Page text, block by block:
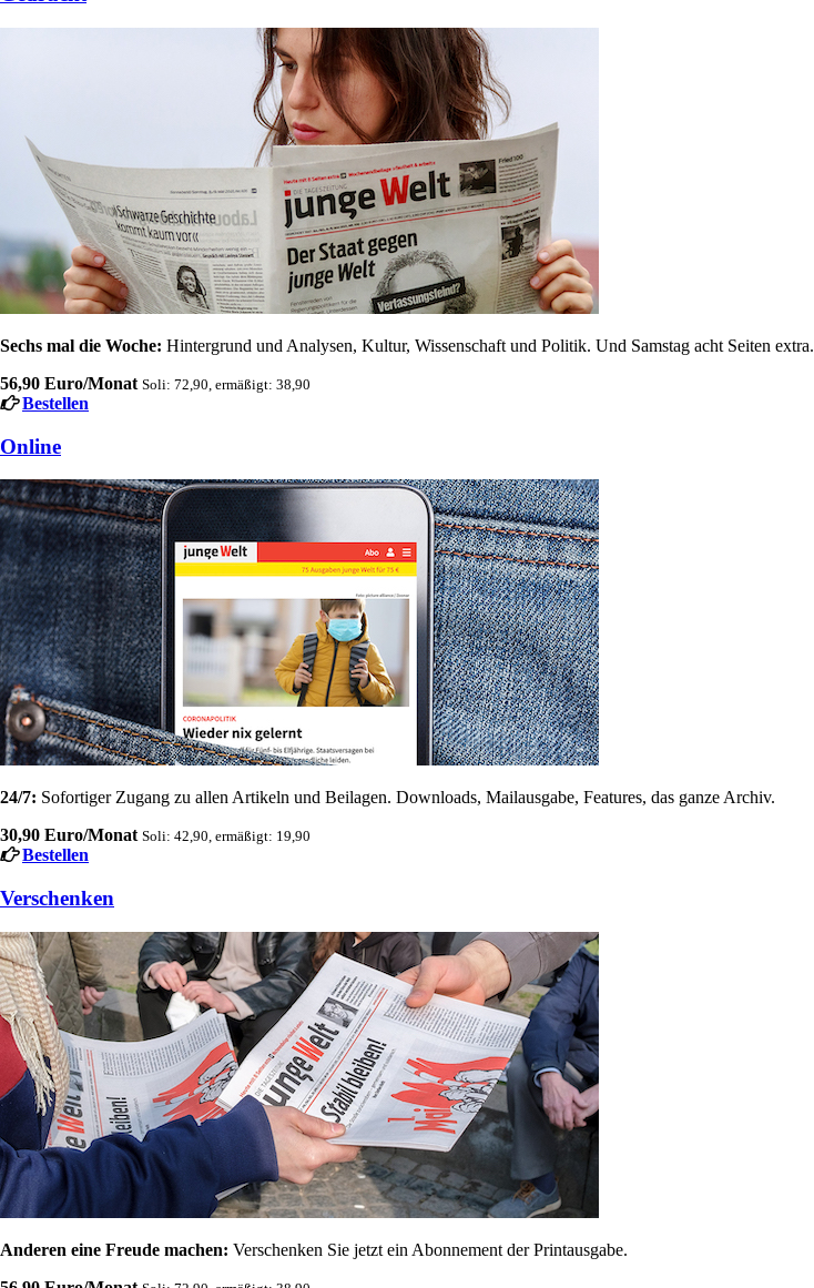
Sechs mal die Woche: Hintergrund und Analysen, Kultur, Wissenschaft und Politik. Und Samstag acht Seiten extra.
56,90 Euro/Monat Soli: 72,90, ermäßigt: 38,90
Bestellen
Online
24/7: Sofortiger Zugang zu allen Artikeln und Beilagen. Downloads, Mailausgabe, Features, das ganze Archiv.
30,90 Euro/Monat Soli: 42,90, ermäßigt: 19,90
Bestellen
Verschenken
Anderen eine Freude machen: Verschenken Sie jetzt ein Abonnement der Printausgabe.